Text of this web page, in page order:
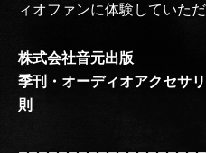
ィオファンに体験していただ
株式会社音元出版
季刊・オーディオアクセサ
則